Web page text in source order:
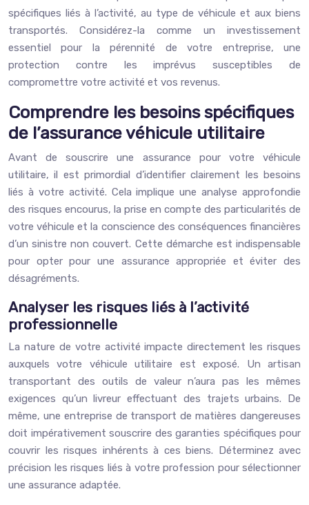
spécifiques liés à l’activité, au type de véhicule et aux biens
transportés. Considérez-la comme un investissement
essentiel pour la pérennité de votre entreprise, une
protection contre les imprévus susceptibles de
compromettre votre activité et vos revenus.
Comprendre les besoins spécifiques
de l’assurance véhicule utilitaire
Avant de souscrire une assurance pour votre véhicule
utilitaire, il est primordial d’identifier clairement les besoins
liés à votre activité. Cela implique une analyse approfondie
des risques encourus, la prise en compte des particularités de
votre véhicule et la conscience des conséquences financières
d’un sinistre non couvert. Cette démarche est indispensable
pour opter pour une assurance appropriée et éviter des
désagréments.
Analyser les risques liés à l’activité
professionnelle
La nature de votre activité impacte directement les risques
auxquels votre véhicule utilitaire est exposé. Un artisan
transportant des outils de valeur n’aura pas les mêmes
exigences qu’un livreur effectuant des trajets urbains. De
même, une entreprise de transport de matières dangereuses
doit impérativement souscrire des garanties spécifiques pour
couvrir les risques inhérents à ces biens. Déterminez avec
précision les risques liés à votre profession pour sélectionner
une assurance adaptée.